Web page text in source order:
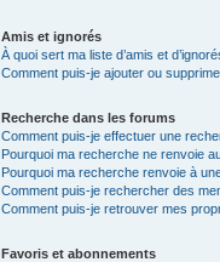
Amis et ignorés
À quoi sert ma liste d’amis et
Comment puis-je ajouter ou
Recherche dans les forums
Comment puis-je effectuer une
Pourquoi ma recherche ne renvoie
Pourquoi ma recherche renvoie à
Comment puis-je rechercher des
Comment puis-je retrouver mes
Favoris et abonnements